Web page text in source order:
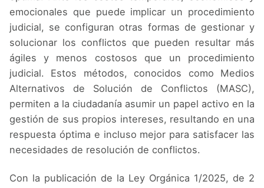
emocionales que puede implicar un procedimiento
judicial, se configuran otras formas de gestionar y
solucionar los conflictos que pueden resultar más
ágiles y menos costosos que un procedimiento
judicial. Estos métodos, conocidos como Medios
Alternativos de Solución de Conflictos (MASC),
permiten a la ciudadanía asumir un papel activo en la
gestión de sus propios intereses, resultando en una
respuesta óptima e incluso mejor para satisfacer las
necesidades de resolución de conflictos.
Con la publicación de la Ley Orgánica 1/2025, de 2